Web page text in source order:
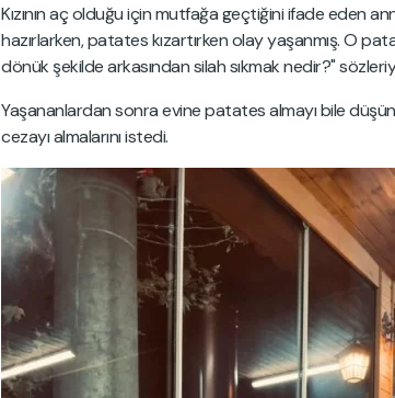
Kızının aç olduğu için mutfağa geçtiğini ifade eden
hazırlarken, patates kızartırken olay yaşanmış. O
dönük şekilde arkasından silah sıkmak nedir?"
Yaşananlardan sonra evine patates almayı bile
cezayı almalarını istedi.